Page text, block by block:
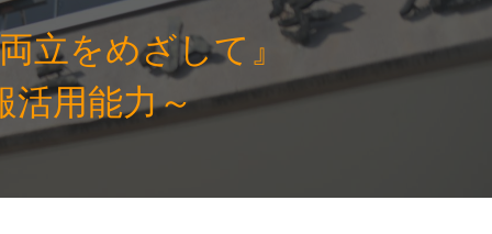
立をめざして』
活用能力～